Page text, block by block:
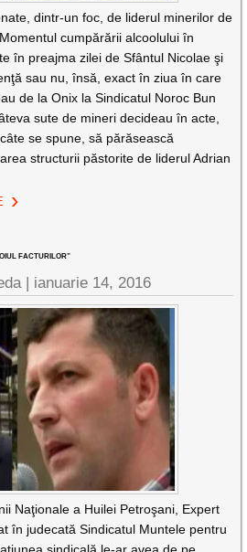
dintr-un foc, de liderul minerilor de
cumpărării alcoolului în
în preajma zilei de Sfântul Nicolae şi
sau nu, însă, exact în ziua în care
de la Onix la Sindicatul Noroc Bun
sute de mineri decideau în acte,
se spune, să părăsească
structurii păstorite de liderul Adrian
FACTURILOR”
| ianuarie 14, 2016
Naţionale a Huilei Petroşani, Expert
în judecată Sindicatul Muntele pentru